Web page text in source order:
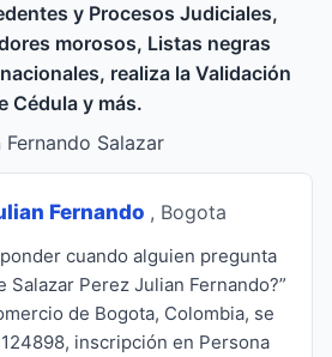
y Procesos Judiciales,
morosos, Listas negras
realiza la Validación
Cédula y más.
Salazar
Fernando , Bogota
cuando alguien pregunta
Salazar Perez Julian Fernando?”
de Bogota, Colombia, se
inscripción en Persona